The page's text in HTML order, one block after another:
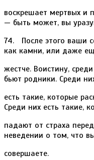
воскрешает мертвых и
— быть может, вы
74. После этого ваши
как камни, или даже
жестче. Воистину,
бьют родники. Среди
есть такие, которые
Среди них есть такие,
падают от страха
неведении о том, что
совершаете.